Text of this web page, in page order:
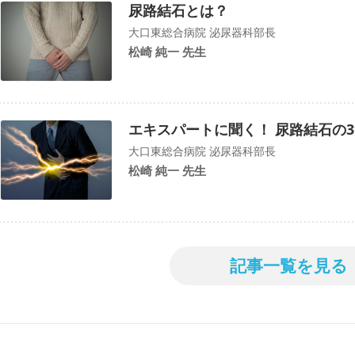
尿路結石とは？
大口東総合病院 泌尿器科部長
松崎 純一 先生
エキスパートに聞く！ 尿路結石の
大口東総合病院 泌尿器科部長
松崎 純一 先生
記事一覧を見る